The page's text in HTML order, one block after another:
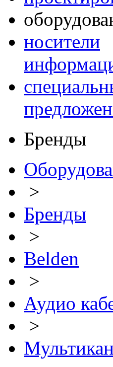
носители
Бренды
>
Бренды
>
Belden
>
Аудио
>